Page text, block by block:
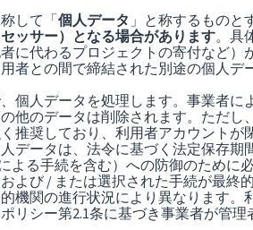
して「個人データ 」と称するものと
ッサー）となる場合があります。具
に代わるプロジェクトの寄付など
者との間で締結された別途の個人
個人データを処理します。事業者
他のデータは削除されます。ただ
推奨しており、利用者アカウント
データは、法令に基づく法定保存
る手続を含む）への防御のために
よび / または選択された手続が最
機関の進行状況により異なります
リシー第2.1条に基づき事業者が管